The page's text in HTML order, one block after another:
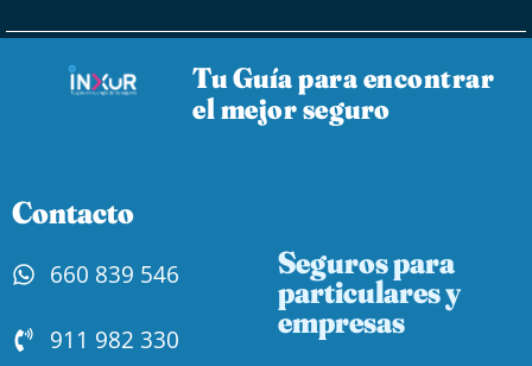
Tu Guía para encontrar
el mejor seguro
Contacto
660 839 546
911 982 330
Seguros para
particulares y
empresas